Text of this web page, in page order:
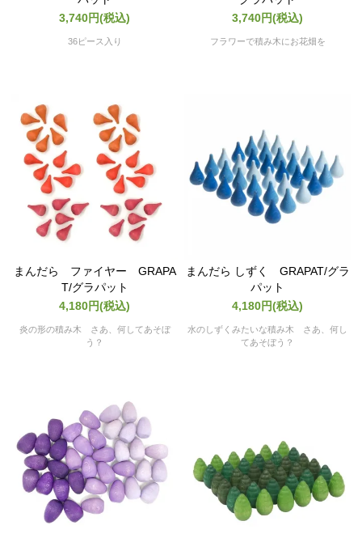
3,740円(税込)
36ピース入り
3,740円(税込)
フラワーで積み木にお花畑を
まんだら ファイヤー GRAPA
T/グラパット
4,180円(税込)
炎の形の積み木 さあ、何してあそぼ
う？
まんだら しずく GRAPAT/グラ
パット
4,180円(税込)
水のしずくみたいな積み木 さあ、何し
てあそぼう？